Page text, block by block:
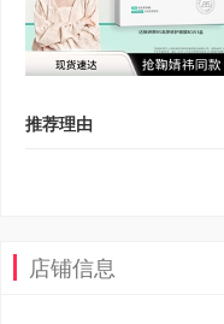
推荐理由
店铺信息